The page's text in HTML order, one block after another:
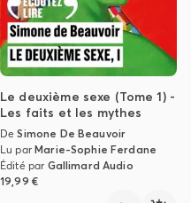
Le deuxième sexe (Tome 1) -
Les faits et les mythes
DeSimone De Beauvoir
Lu parMarie-Sophie Ferdane
Édité par Gallimard Audio
19,99 €